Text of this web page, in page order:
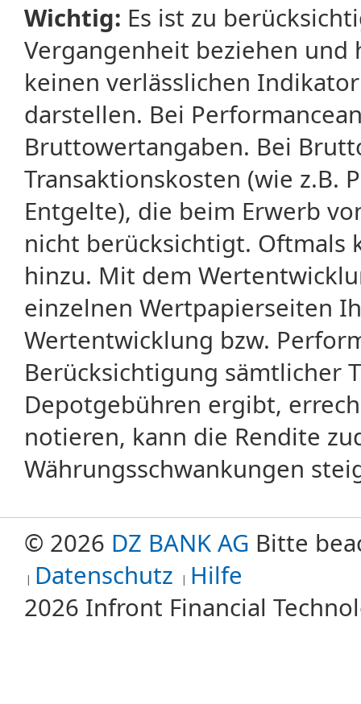
Wichtig: Es ist zu
Vergangenheit beziehen
keinen verlässlichen
darstellen. Bei
Bruttowertangaben. Bei
Transaktionskosten (wie z.B.
Entgelte), die beim Erwerb
nicht berücksichtigt. Oftmals
hinzu. Mit dem
einzelnen Wertpapierseiten
Wertentwicklung bzw.
Berücksichtigung sämtlicher
Depotgebühren ergibt,
notieren, kann die Rendite
Währungsschwankungen
© 2026 DZ BANK AG Bitte
Datenschutz Hilfe
2026 Infront Financial